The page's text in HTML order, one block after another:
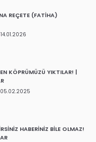
REÇETE (FATİHA)
14.01.2026
KÖPRÜMÜZÜ YIKTILAR! |
05.02.2025
HABERİNİZ BİLE OLMAZ!